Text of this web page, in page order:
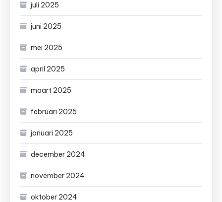
juli 2025
juni 2025
mei 2025
april 2025
maart 2025
februari 2025
januari 2025
december 2024
november 2024
oktober 2024